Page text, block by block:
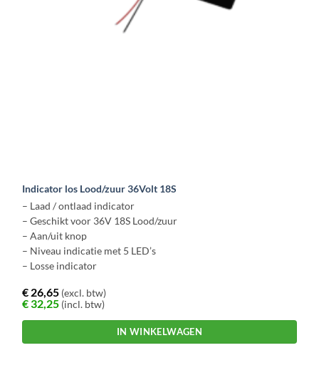
Indicator los Lood/zuur 36Volt 18S
– Laad / ontlaad indicator
– Geschikt voor 36V 18S Lood/zuur
– Aan/uit knop
– Niveau indicatie met 5 LED’s
– Losse indicator
€ 26,65 (excl. btw)
€32,25 (incl. btw)
IN WINKELWAGEN